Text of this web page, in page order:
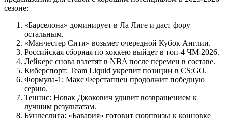
сезоне:
«Барселона» доминирует в Ла Лиге и даст фору
остальным.
«Манчестер Сити» возьмет очередной Кубок Англии.
Российская сборная по хоккею выйдет в топ-4 ЧМ-2026.
Лейкерс снова взлетят в NBA после перемен в составе.
Киберспорт: Team Liquid укрепит позиции в CS:GO.
Формула-1: Макс Ферстаппен продолжит победную
серию.
Теннис: Новак Джокович удивит возвращением к
лучшим результатам.
Бундеслига: «Бавария» готовит сюрпризы к концовке